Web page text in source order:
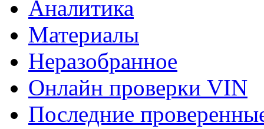
Аналитика
Материалы
Неразобранное
Онлайн проверки VIN
Последние